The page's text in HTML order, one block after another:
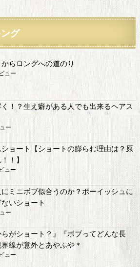
グ
らロングへの道のり
ュー
！？生え癖がある人でも出来るヘアス
ー
ョート【ショートの膨らむ理由は？原
！】
ュー
にミニボブ似合うのか？ボーイッシュに
いショート
ー
らがショート？』『ボブってどんな長
線が意外とあやふや＊
ュー